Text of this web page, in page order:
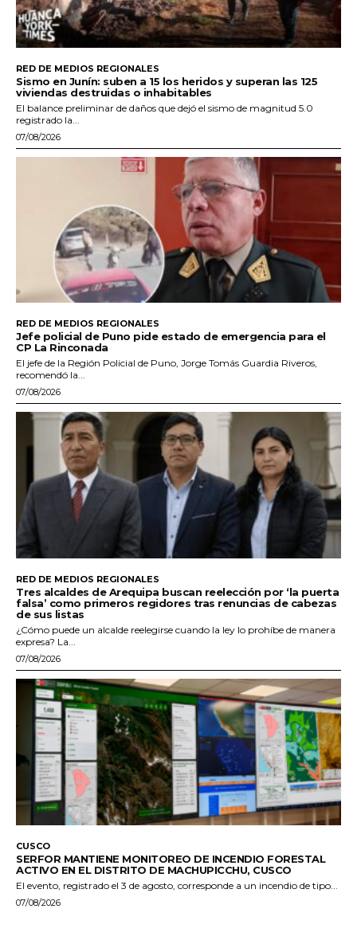
RED DE MEDIOS REGIONALES
Sismo en Junín: suben a 15 los heridos y superan las 125
viviendas destruidas o inhabitables
El balance preliminar de daños que dejó el sismo de magnitud 5.0
registrado la...
07/08/2026
RED DE MEDIOS REGIONALES
Jefe policial de Puno pide estado de emergencia para el
CP La Rinconada
El jefe de la Región Policial de Puno, Jorge Tomás Guardia Riveros,
recomendó la...
07/08/2026
RED DE MEDIOS REGIONALES
Tres alcaldes de Arequipa buscan reelección por ‘la puerta
falsa’ como primeros regidores tras renuncias de cabezas
de sus listas
¿Cómo puede un alcalde reelegirse cuando la ley lo prohíbe de manera
expresa? La...
07/08/2026
CUSCO
SERFOR MANTIENE MONITOREO DE INCENDIO FORESTAL
ACTIVO EN EL DISTRITO DE MACHUPICCHU, CUSCO
El evento, registrado el 3 de agosto, corresponde a un incendio de tipo...
07/08/2026